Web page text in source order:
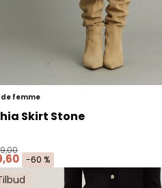
de femme
Skirt Stone
-60 %